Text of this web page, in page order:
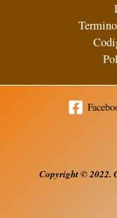
Copyright© 2022.